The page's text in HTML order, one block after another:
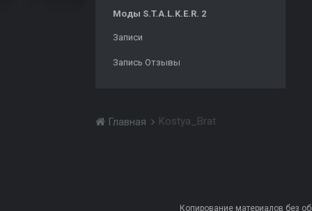
Моды S.T.A.L.K.E.R. 2
Записи
Запись Отзывы
Главная Kostya_Brat
Копирование материалов без